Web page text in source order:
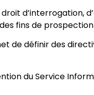
d’interrogation,
fins de
de définir des
du Service